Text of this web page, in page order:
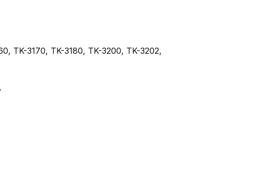
TK-3170, TK-3180, TK-3200, TK-3202,